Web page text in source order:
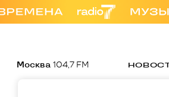
Москва 104,7 FM